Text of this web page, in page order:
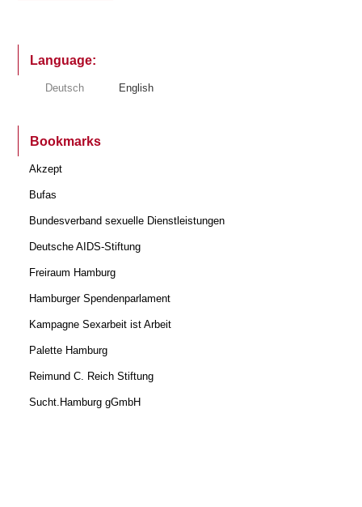
Language:
Deutsch English
Bookmarks
Akzept
Bufas
Bundesverband sexuelle Dienstleistungen
Deutsche AIDS-Stiftung
Freiraum Hamburg
Hamburger Spendenparlament
Kampagne Sexarbeit ist Arbeit
Palette Hamburg
Reimund C. Reich Stiftung
Sucht.Hamburg gGmbH